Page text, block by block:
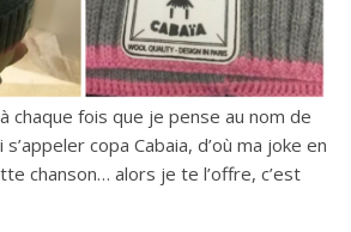
chaque fois que je pense au nom de
copa Cabaia, d’où ma joke en
chanson… alors je te l’offre, c’est